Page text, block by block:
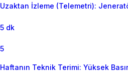
Uzaktan İzleme (Telemetri):
5 dk
5
Haftanın Teknik Terimi: Yüksek